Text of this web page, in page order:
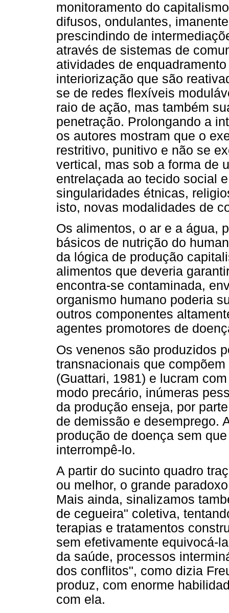
monitoramento do
difusos, ondulantes,
prescindindo de
através de sistemas de
atividades de
interiorização que são
se de redes flexíveis
raio de ação, mas também
penetração. Prolongando a
os autores mostram que o
restritivo, punitivo e não se
vertical, mas sob a forma de
entrelaçada ao tecido social
singularidades étnicas,
isto, novas modalidades de
Os alimentos, o ar e a água,
básicos de nutrição do
da lógica de produção
alimentos que deveria
encontra-se contaminada,
organismo humano poderia
outros componentes
agentes promotores de
Os venenos são produzidos
transnacionais que
(Guattari, 1981) e lucram
modo precário, inúmeras
da produção enseja, por
de demissão e desemprego.
produção de doença sem
interrompê-lo.
A partir do sucinto quadro
ou melhor, o grande
Mais ainda, sinalizamos
de cegueira" coletiva,
terapias e tratamentos
sem efetivamente equivocá-
da saúde, processos
dos conflitos", como dizia
produz, com enorme
com ela.